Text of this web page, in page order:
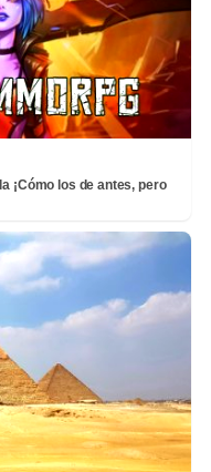
¡Cómo los de antes, pero